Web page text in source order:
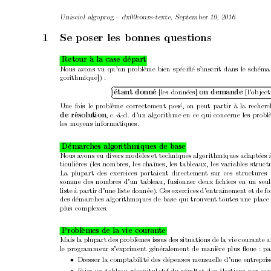
Unisciel algoprog – dx00cours-texte, Septem ber 19, 2016
1 Se poser les bonnes questions
Retour `a la case d´
epart
Nous avons vu qu’un probl`
eme bien sp´eciﬁ´
e s’inscrit dans le sch´
gorithmique]) :


´
etant donn´
e [les donn´ees] on demande [l’ob
Une fois le probl`
eme correctement pos´
e, on peut partir `a la recherc
de r´
esolution, c.-`a-d. d’un algorithme en ce qui concerne les probl
les moyens informatiques.
D´
emarches algorithmiques de base
Nous avons vu divers mod`
eles et techniques algorithmiques adapt´
ees
ticuli`
eres (les nombres, les chaˆınes, les tableaux, les variables
La plupart des exercices portaient directement sur ces structures
somme des nombres d’un tableau, fusionner deux ﬁchiers en un
liste `a partir d’une liste donn´
ee). Ces exercices d’entraˆınement et de
des d´
emarches algorithmiques de base qui trouvent toutes une place
plus complexes.
Probl`
emes de la vie courante
Mais la plupart des probl`
emes issus des situations de la vie courante
le programmeur s’expriment g´
en´eralement de mani`
ere plus ﬂoue :
• Dresser la comptabilit´
e des d´
epenses mensuelle d’une en